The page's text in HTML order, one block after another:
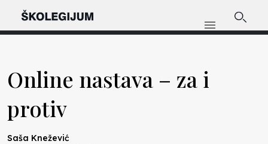
Online nastava – za i
protiv
Saša Knežević